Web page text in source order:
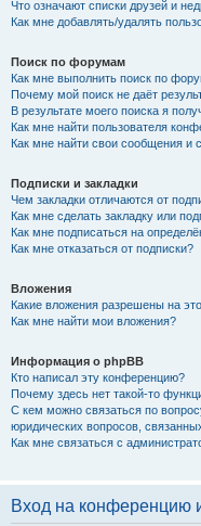
Что означают списки друзей и
Как мне добавлять/удалять
Поиск по форумам
Как мне выполнить поиск по
Почему мой поиск не даёт
В результате моего поиска я
Как мне найти пользователя
Как мне найти свои сообщения и
Подписки и закладки
Чем закладки отличаются от
Как мне сделать закладку или
Как мне подписаться на
Как мне отказаться от подписки?
Вложения
Какие вложения разрешены на
Как мне найти мои вложения?
Информация о phpBB
Кто написал эту конференцию?
Почему здесь нет такой-то
С кем можно связаться по
юридических вопросов,
Как мне связаться с
Вход на конференцию